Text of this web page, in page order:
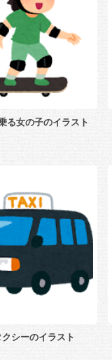
る女の子のイラスト
シーのイラスト